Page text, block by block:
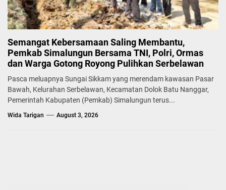
Semangat Kebersamaan Saling Membantu,
Pemkab Simalungun Bersama TNI, Polri, Ormas
dan Warga Gotong Royong Pulihkan Serbelawan
Pasca meluapnya Sungai Sikkam yang merendam kawasan Pasar
Bawah, Kelurahan Serbelawan, Kecamatan Dolok Batu Nanggar,
Pemerintah Kabupaten (Pemkab) Simalungun terus...
Wida Tarigan August 3, 2026